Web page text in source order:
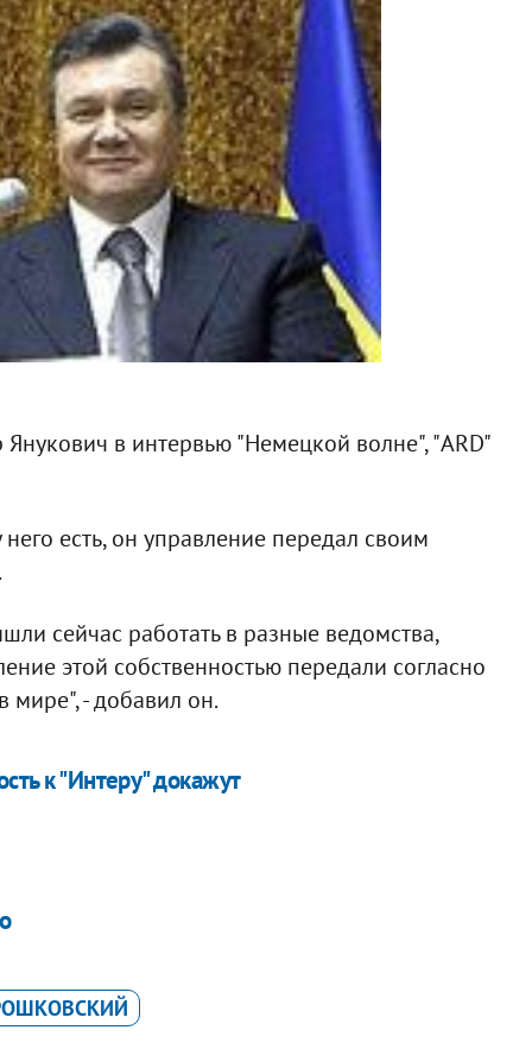
в интервью "Немецкой волне", "ARD"
есть, он управление передал своим
сейчас работать в разные ведомства,
этой собственностью передали согласно
мире", - добавил он.
к "Интеру" докажут